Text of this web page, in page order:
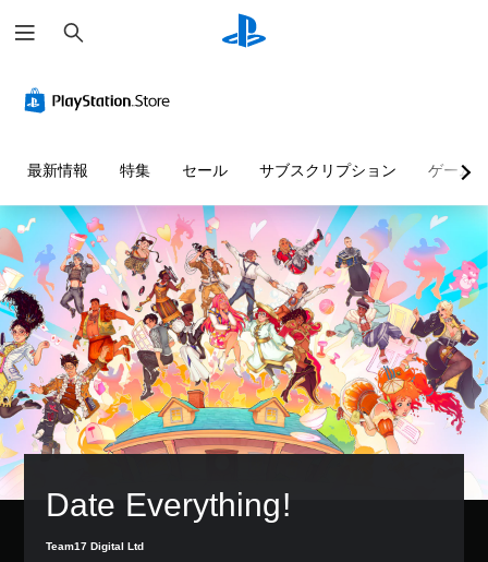
索
最新情報 特集 セール サブスクリプション ゲーム
Date Everything!
Team17 Digital Ltd